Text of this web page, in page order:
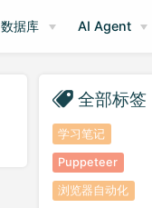
数据库 AI Agent
全部标签
学习笔记
Puppeteer
浏览器自动化